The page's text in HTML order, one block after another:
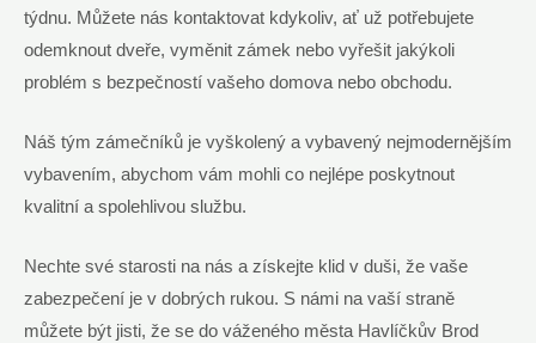
týdnu. Můžete nás kontaktovat kdykoliv, ať už potřebujete
odemknout dveře, vyměnit zámek nebo vyřešit jakýkoli
problém s bezpečností vašeho domova nebo obchodu.
Náš tým zámečníků je vyškolený a vybavený nejmodernějším
vybavením, abychom vám mohli co nejlépe poskytnout
kvalitní a spolehlivou službu.
Nechte své starosti na nás a získejte klid v duši, že vaše
zabezpečení je v dobrých rukou. S námi na vaší straně
můžete být jisti, že se do váženého města Havlíčkův Brod